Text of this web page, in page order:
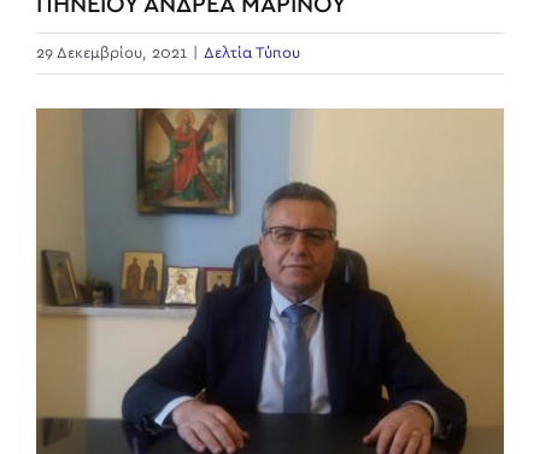
29 Δεκεμβρίου, 2021 Δελτία Τύπου